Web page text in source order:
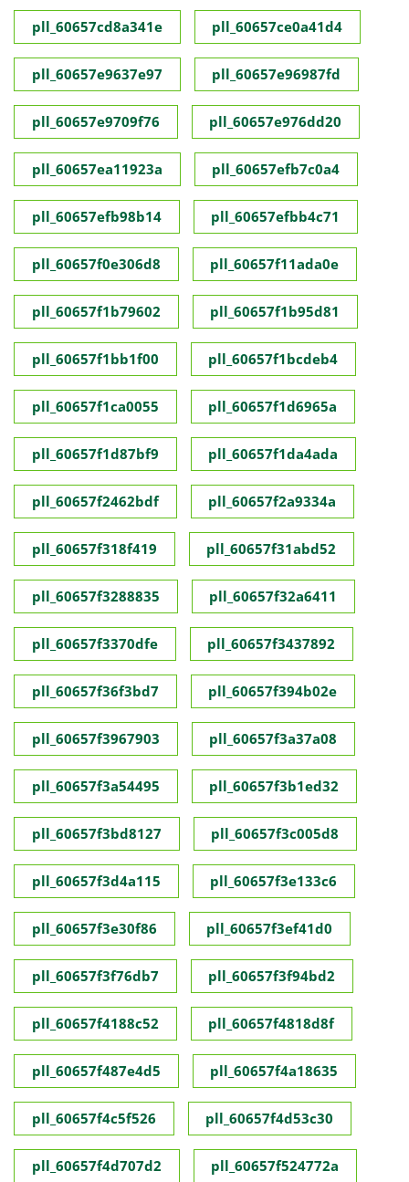
pll_60657cd8a341e pll_60657ce0a41d4
pll_60657e9637e97 pll_60657e96987fd
pll_60657e9709f76 pll_60657e976dd20
pll_60657ea11923a pll_60657efb7c0a4
pll_60657efb98b14 pll_60657efbb4c71
pll_60657f0e306d8 pll_60657f11ada0e
pll_60657f1b79602 pll_60657f1b95d81
pll_60657f1bb1f00 pll_60657f1bcdeb4
pll_60657f1ca0055 pll_60657f1d6965a
pll_60657f1d87bf9 pll_60657f1da4ada
pll_60657f2462bdf pll_60657f2a9334a
pll_60657f318f419 pll_60657f31abd52
pll_60657f3288835 pll_60657f32a6411
pll_60657f3370dfe pll_60657f3437892
pll_60657f36f3bd7 pll_60657f394b02e
pll_60657f3967903 pll_60657f3a37a08
pll_60657f3a54495 pll_60657f3b1ed32
pll_60657f3bd8127 pll_60657f3c005d8
pll_60657f3d4a115 pll_60657f3e133c6
pll_60657f3e30f86 pll_60657f3ef41d0
pll_60657f3f76db7 pll_60657f3f94bd2
pll_60657f4188c52 pll_60657f4818d8f
pll_60657f487e4d5 pll_60657f4a18635
pll_60657f4c5f526 pll_60657f4d53c30
pll_60657f4d707d2 pll_60657f524772a